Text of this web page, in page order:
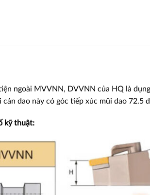
tiện ngoài MVVNN, DVVNN của HQ là
cán dao này có góc tiếp xúc mũi dao 72.5
kỹ thuật: